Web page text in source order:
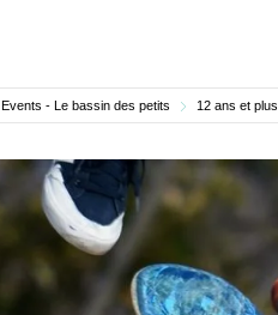
Events - Le bassin des petits 12 ans et plus